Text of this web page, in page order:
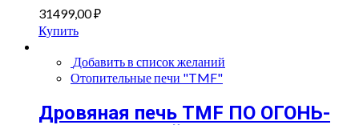
31499,00₽
Купить
Добавить в список желаний
Отопительные печи "TMF"
Дровяная печь TMF ПО ОГОНЬ-